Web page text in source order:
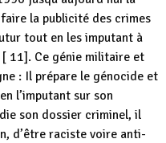
la publicité des crimes
tout en les imputant à
11]. Ce génie militaire et
: Il prépare le génocide et
l’imputant sur son
son dossier criminel, il
d’être raciste voire anti-